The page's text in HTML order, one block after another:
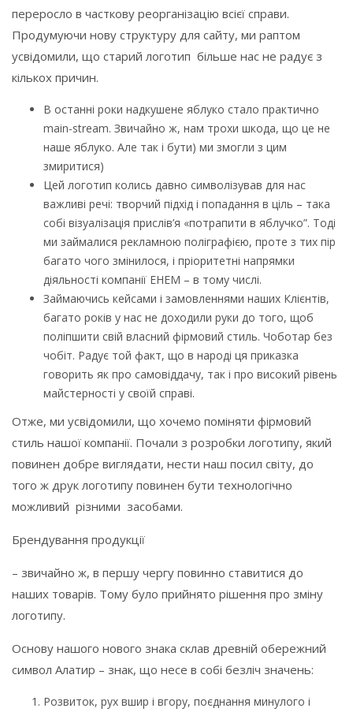
переросло в часткову реорганізацію всієї справи.
Продумуючи нову структуру для сайту, ми раптом
усвідомили, що старий логотип більше нас не радує з
кількох причин.
В останні роки надкушене яблуко стало практично
main-stream. Звичайно ж, нам трохи шкода, що це не
наше яблуко. Але так і бути) ми змогли з цим
змиритися)
Цей логотип колись давно символізував для нас
важливі речі: творчий підхід і попадання в ціль – така
собі візуалізація прислів’я «потрапити в яблучко”. Тоді
ми займалися рекламною поліграфією, проте з тих пір
багато чого змінилося, і пріоритетні напрямки
діяльності компанії ЕНЕМ – в тому числі.
Займаючись кейсами і замовленнями наших Клієнтів,
багато років у нас не доходили руки до того, щоб
поліпшити свій власний фірмовий стиль. Чоботар без
чобіт. Радує той факт, що в народі ця приказка
говорить як про самовіддачу, так і про високий рівень
майстерності у своїй справі.
Отже, ми усвідомили, що хочемо поміняти фірмовий
стиль нашої компанії. Почали з розробки логотипу, який
повинен добре виглядати, нести наш посил світу, до
того ж друк логотипу повинен бути технологічно
можливий різними засобами.
Брендування продукції
– звичайно ж, в першу чергу повинно ставитися до
наших товарів. Тому було прийнято рішення про зміну
логотипу.
Основу нашого нового знака склав древній обережний
символ Алатир – знак, що несе в собі безліч значень:
Розвиток, рух вшир і вгору, поєднання минулого і